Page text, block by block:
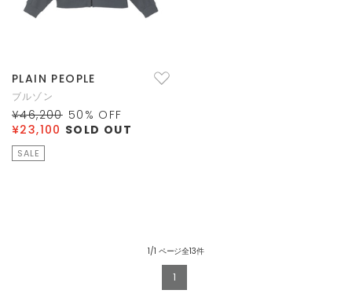
PLAIN PEOPLE
ブルゾン
¥46,200 50 % OFF
¥23,100 SOLD OUT
SALE
1/1 ページ全13件
1